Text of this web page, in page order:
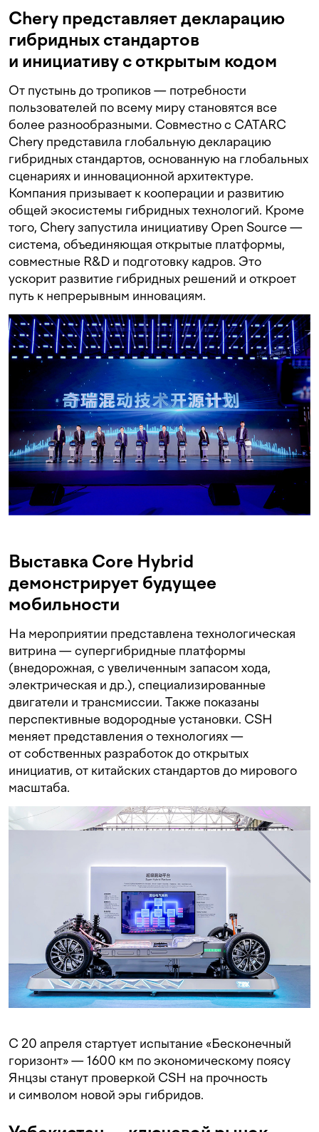
Chery представляет декларацию
гибридных стандартов
и инициативу с открытым кодом
От пустынь до тропиков — потребности
пользователей по всему миру становятся все
более разнообразными. Совместно с CATARC
Chery представила глобальную декларацию
гибридных стандартов, основанную на глобальных
сценариях и инновационной архитектуре.
Компания призывает к кооперации и развитию
общей экосистемы гибридных технологий. Кроме
того, Chery запустила инициативу Open Source —
система, объединяющая открытые платформы,
совместные R&D и подготовку кадров. Это
ускорит развитие гибридных решений и откроет
путь к непрерывным инновациям.
Выставка Core Hybrid
демонстрирует будущее
мобильности
На мероприятии представлена технологическая
витрина — супергибридные платформы
(внедорожная, с увеличенным запасом хода,
электрическая и др.), специализированные
двигатели и трансмиссии. Также показаны
перспективные водородные установки. CSH
меняет представления о технологиях —
от собственных разработок до открытых
инициатив, от китайских стандартов до мирового
масштаба.
С 20 апреля стартует испытание «Бесконечный
горизонт» — 1600 км по экономическому поясу
Янцзы станут проверкой CSH на прочность
и символом новой эры гибридов.